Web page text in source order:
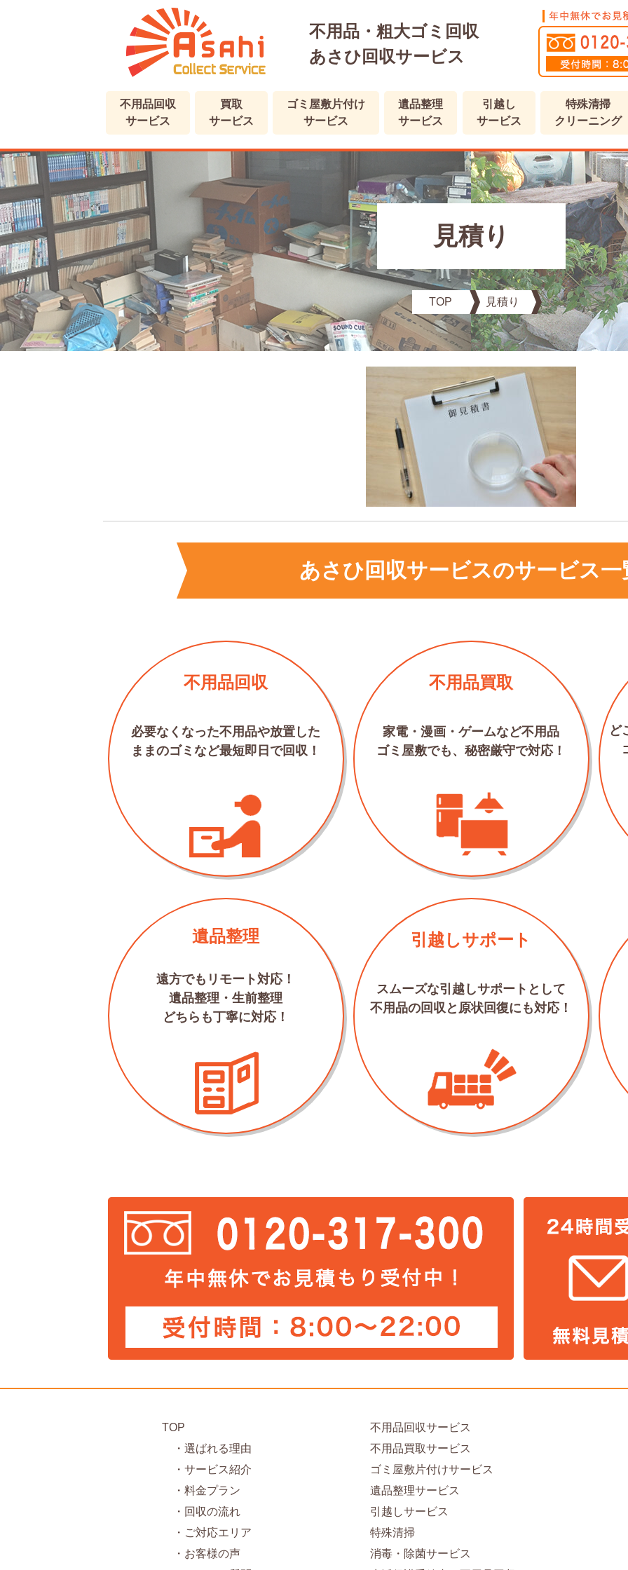
不用品・粗大ゴミ回収
あさひ回収サービス
不用品回収
サービス
買取
サービス
ゴミ屋敷片付け
サービス
遺品整理
サービス
引越し
サービス
特殊清掃
クリーニング
見積り
TOP 見積り
あさひ回収サービスのサービス一
不用品回収
必要なくなった不用品や放置した
ままのゴミなど最短即日で回収！
不用品買取
家電・漫画・ゲームなど不用品
ゴミ屋敷でも、秘密厳守で対応！
ど
遺品整理
遠方でもリモート対応！
遺品整理・生前整理
どちらも丁寧に対応！
引越しサポート
スムーズな引越しサポートとして
不用品の回収と原状回復にも対応！
TOP
・選ばれる理由
・サービス紹介
・料金プラン
・回収の流れ
・ご対応エリア
・お客様の声
不用品回収サービス
不用品買取サービス
ゴミ屋敷片付けサービス
遺品整理サービス
引越しサービス
特殊清掃
消毒・除菌サービス